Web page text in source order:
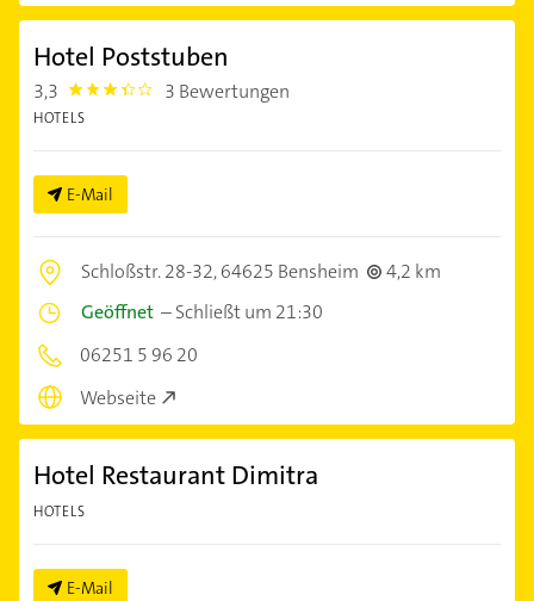
Hotel Poststuben
3,3 3.3 3 Bewertungen
HOTELS
E-Mail
Schloßstr. 28-32,64625 Bensheim
4,2 km
Geöffnet –Schließt um 21:30
06251 5 96 20
Webseite
Hotel Restaurant Dimitra
HOTELS
E-Mail